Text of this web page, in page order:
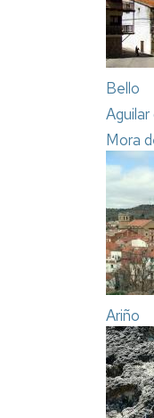
Bello
Mora
Ariño